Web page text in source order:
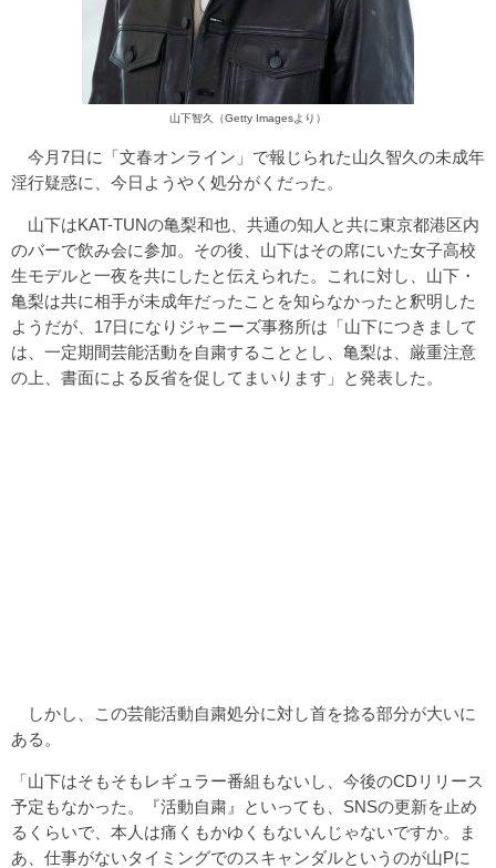
山下智久（Getty Imagesより）
今月7日に「文春オンライン」で報じられた山久智久の未成年
淫行疑惑に、今日ようやく処分がくだった。
山下はKAT-TUNの亀梨和也、共通の知人と共に東京都港区内
のバーで飲み会に参加。その後、山下はその席にいた女子高校
生モデルと一夜を共にしたと伝えられた。これに対し、山下・
亀梨は共に相手が未成年だったことを知らなかったと釈明した
ようだが、17日になりジャニーズ事務所は「山下につきまして
は、一定期間芸能活動を自粛することとし、亀梨は、厳重注意
の上、書面による反省を促してまいります」と発表した。
しかし、この芸能活動自粛処分に対し首を捻る部分が大いに
ある。
「山下はそもそもレギュラー番組もないし、今後のCDリリース
予定もなかった。『活動自粛』といっても、SNSの更新を止め
るくらいで、本人は痛くもかゆくもないんじゃないですか。ま
あ、仕事がないタイミングでのスキャンダルというのが山Pに